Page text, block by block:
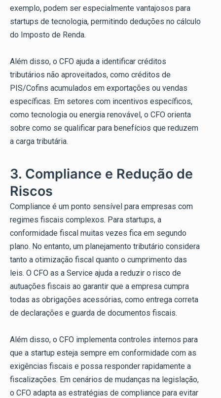
exemplo, podem ser especialmente vantajosos para
startups de tecnologia, permitindo deduções no cálculo
do Imposto de Renda.
Além disso, o CFO ajuda a identificar créditos
tributários não aproveitados, como créditos de
PIS/Cofins acumulados em exportações ou vendas
específicas. Em setores com incentivos específicos,
como tecnologia ou energia renovável, o CFO orienta
sobre como se qualificar para benefícios que reduzem
a carga tributária.
3. Compliance e Redução de
Riscos
Compliance é um ponto sensível para empresas com
regimes fiscais complexos. Para startups, a
conformidade fiscal muitas vezes fica em segundo
plano. No entanto, um planejamento tributário considera
tanto a otimização fiscal quanto o cumprimento das
leis. O CFO as a Service ajuda a reduzir o risco de
autuações fiscais ao garantir que a empresa cumpra
todas as obrigações acessórias, como entrega correta
de declarações e guarda de documentos fiscais.
Além disso, o CFO implementa controles internos para
que a startup esteja sempre em conformidade com as
exigências fiscais e possa responder rapidamente a
fiscalizações. Em cenários de mudanças na legislação,
o CFO adapta as estratégias de compliance para evitar